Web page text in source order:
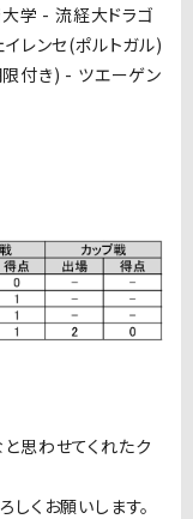
学 - 流経大ドラゴ
レンセ(ポルトガル)
付き) - ツエーゲン
思わせてくれたク
くお願いします。